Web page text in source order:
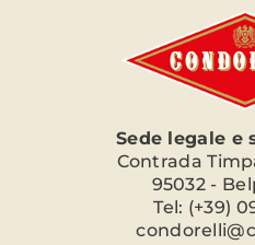
Sede legale e
Contrada
95032 -
Tel: (+39)